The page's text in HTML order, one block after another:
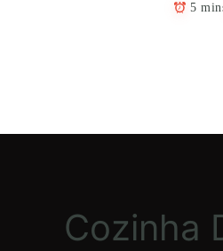
5
Cozinha